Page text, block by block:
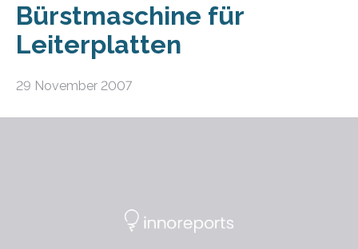
Bürstmaschine für
Leiterplatten
29 November 2007